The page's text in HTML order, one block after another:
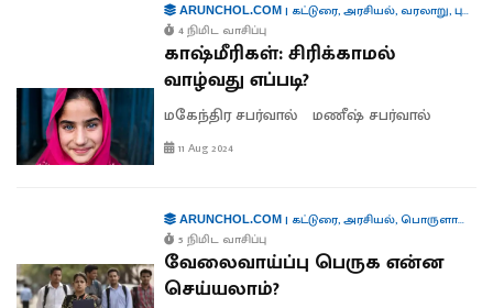
ARUNCHOL.COM| கட்டுரை,அரசியல், வரலாறு,புத்தகங்கள்
4 நிமிட வாசிப்பு
காஷ்மீரிகள்: சிரிக்காமல்
வாழ்வது எப்படி?
மகேந்திர சபர்வால் மணீஷ் சபர்வால்
11 Aug 2024
ARUNCHOL.COM| கட்டுரை,அரசியல்,பொருளாதாரம்
5 நிமிட வாசிப்பு
வேலைவாய்ப்பு பெருக என்ன
செய்யலாம்?